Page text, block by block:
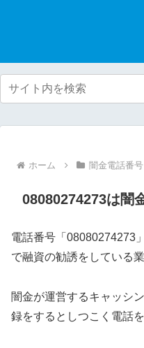
ホーム 闇金電話番号
08080274273は闇
電話番号「08080274273
で融資の勧誘をしている
闇金が運営するキャッシ
録をするとしつこく電話